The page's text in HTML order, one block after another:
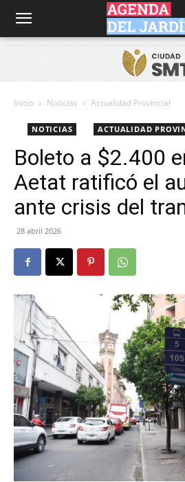
Agenda
Jardín
Inicio Noticias Actualidad Provincial
NOTICIAS ACTUALIDAD
Boleto a $2.400
Aetat ratificó el
ante crisis del
28 abril 2026